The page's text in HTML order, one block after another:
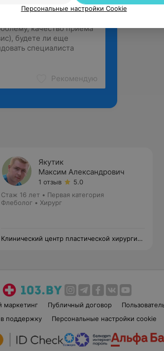
Рекомендую
Якутик
Максим Александрович
1 отзыв
5.0
Стаж 16 лет • Первая категория
Флеболог • Хирург
Клинический центр пластической хирургии
маркетинг Публичный договор
поддержку Персональные настройки cookie
Персональные настройки Cookie